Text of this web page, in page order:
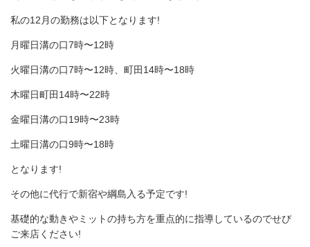
私の12月の勤務は以下となります!
月曜日溝の口7時〜12時
火曜日溝の口7時〜12時、町田14時〜18時
木曜日町田14時〜22時
金曜日溝の口19時〜23時
土曜日溝の口9時〜18時
となります!
その他に代行で新宿や綱島入る予定です!
基礎的な動きやミットの持ち方を重点的に指導しているのでせび
ご来店ください!